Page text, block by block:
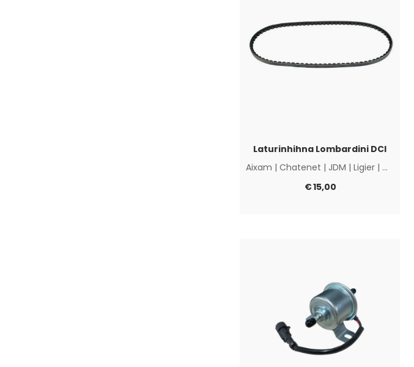
Laturinhihna Lombardini DCI
Aixam | Chatenet | JDM | Ligier | Microcar
€15,00